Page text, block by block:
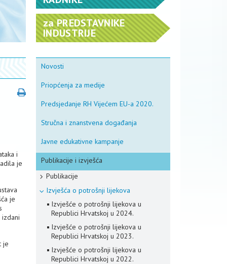
i
je
je
je
zaPREDSTAVNIKE
INDUSTRIJE
Novosti
Priopćenja za medije
Predsjedanje RH Vijećem EU-a 2020.
Stručna i znanstvena događanja
Javne edukativne kampanje
Publikacije i izvješća
Publikacije
Izvješća o potrošnji lijekova
Izvješće o potrošnji lijekova u
Republici Hrvatskoj u 2024.
Izvješće o potrošnji lijekova u
Republici Hrvatskoj u 2023.
Izvješće o potrošnji lijekova u
Republici Hrvatskoj u 2022.